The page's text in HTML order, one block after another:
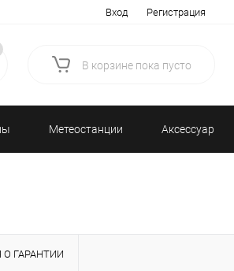
Вход Регистрация
В корзине пока пусто
Метеостанции Аксессуары/
ГАРАНТИИ